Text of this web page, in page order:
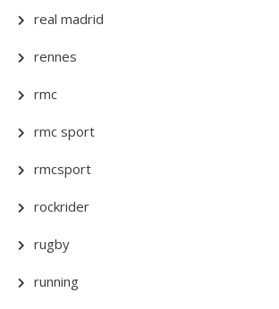
real madrid
rennes
rmc
rmc sport
rmcsport
rockrider
rugby
running